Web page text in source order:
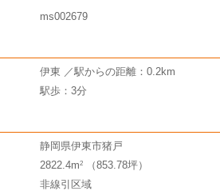
ms002679
伊東 ／駅からの距離：0.2km
駅歩：3分
静岡県伊東市猪戸
2822.4m2（853.78坪）
非線引区域